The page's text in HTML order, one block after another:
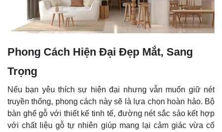
Phong Cách Hiện Đại Đẹp Mắt, Sang
Trọng
Nếu bạn yêu thích sự hiện đại nhưng vẫn muốn giữ nét
truyền thống, phong cách này sẽ là lựa chọn hoàn hảo. Bộ
bàn ghế gỗ với thiết kế tinh tế, đường nét sắc sảo kết hợp
với chất liệu gỗ tự nhiên giúp mang lại cảm giác vừa cổ